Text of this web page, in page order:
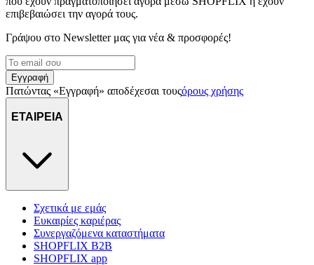
επιβεβαιώσει την αγορά τους.
Γράψου στο Νewsletter μας για νέα & προσφορές!
Εγγραφή
Πατώντας «Εγγραφή» αποδέχεσαι τουςόρους χρήσης
ΕΤΑΙΡΕΙΑ
Σχετικά με εμάς
Ευκαιρίες καριέρας
Συνεργαζόμενα καταστήματα
SHOPFLIX B2B
SHOPFLIX app